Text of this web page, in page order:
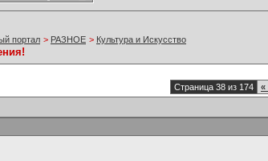
портал > РАЗНОЕ > Культура и Искусство
Страница 38 из 174 «